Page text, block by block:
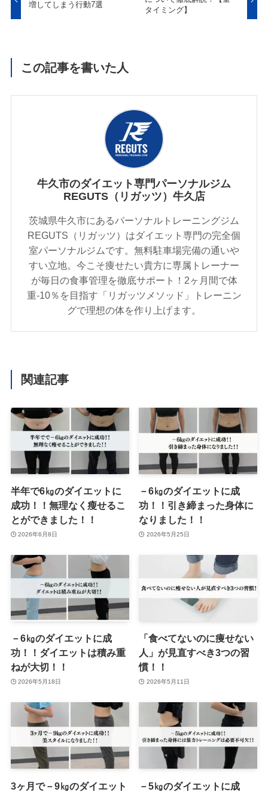
増してしまう行動7選
タイミング】
この記事を書いた人
牛久市のダイエット専門パーソナルジム
REGUTS（リガッツ）牛久店
茨城県牛久市にあるパーソナルトレーニングジム
REGUTS（リガッツ）はダイエット専門の完全個
室パーソナルジムです。無料駐車場完備の通いや
すい立地。今こそ痩せたい貴方に専属トレーナー
が毎日の食事管理を徹底サポート！2ヶ月間で体
重-10％を目指す「リガッツメソッド」トレーニン
グで理想の体を作り上げます。
関連記事
半年で6㎏のダイエットに
成功！！無理なく瘦せるこ
とができました！！
2026年6月8日
－6㎏のダイエットに成
功！！引き締まった身体に
なりました！！
2026年5月25日
－6㎏のダイエットに成
功！！ダイエットは積み重
ねが大切！！
2026年5月18日
「食べてないのに痩せない
人」が見直すべき3つの習
慣！！
2026年5月11日
3ヶ月で－9㎏のダイエット
－5㎏のダイエットに成